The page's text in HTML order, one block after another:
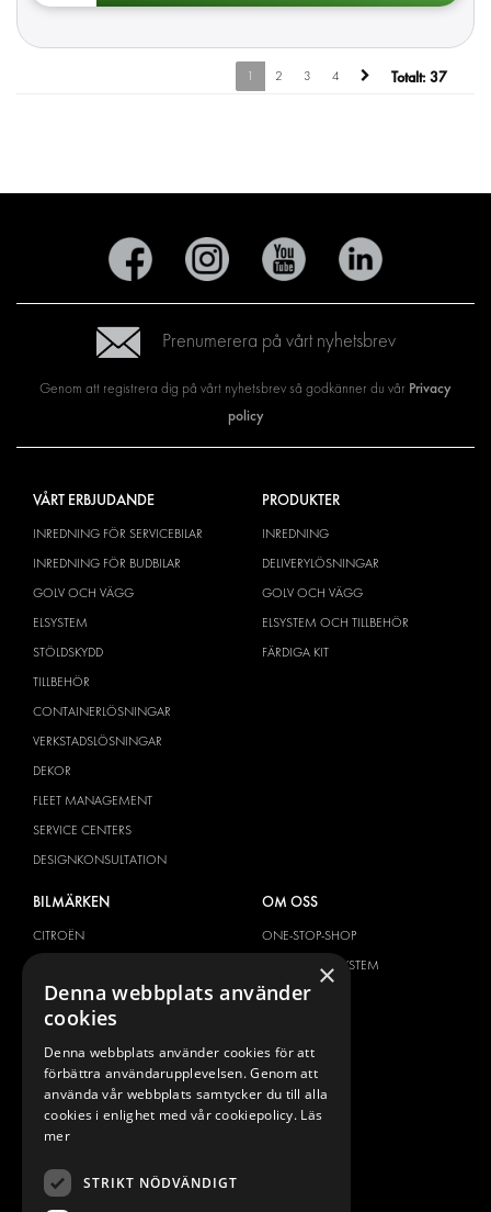
1 2 3 4 Totalt: 37
Prenumerera på vårt nyhetsbrev
Genom att registrera dig på vårt nyhetsbrev så godkänner du vår Privacy
policy
VÅRT ERBJUDANDE
INREDNING FÖR SERVICEBILAR
INREDNING FÖR BUDBILAR
GOLV OCH VÄGG
ELSYSTEM
STÖLDSKYDD
TILLBEHÖR
CONTAINERLÖSNINGAR
VERKSTADSLÖSNINGAR
DEKOR
FLEET MANAGEMENT
SERVICE CENTERS
DESIGNKONSULTATION
PRODUKTER
INREDNING
DELIVERYLÖSNINGAR
GOLV OCH VÄGG
ELSYSTEM OCH TILLBEHÖR
FÄRDIGA KIT
BILMÄRKEN
CITROËN
FIAT
FORD
HYUNDAI
IVECO
MAN
MAXUS
MERCEDES
NISSAN
OM OSS
ONE-STOP-SHOP
OM MODUL-SYSTEM
BROSCHYRER
NYHETER
KONTAKT
KONTAKTA OSS
×
Denna webbplats använder
cookies
Denna webbplats använder cookies för att
förbättra användarupplevelsen. Genom att
använda vår webbplats samtycker du till alla
cookies i enlighet med vår cookiepolicy. Läs
mer
STRIKT NÖDVÄNDIGT